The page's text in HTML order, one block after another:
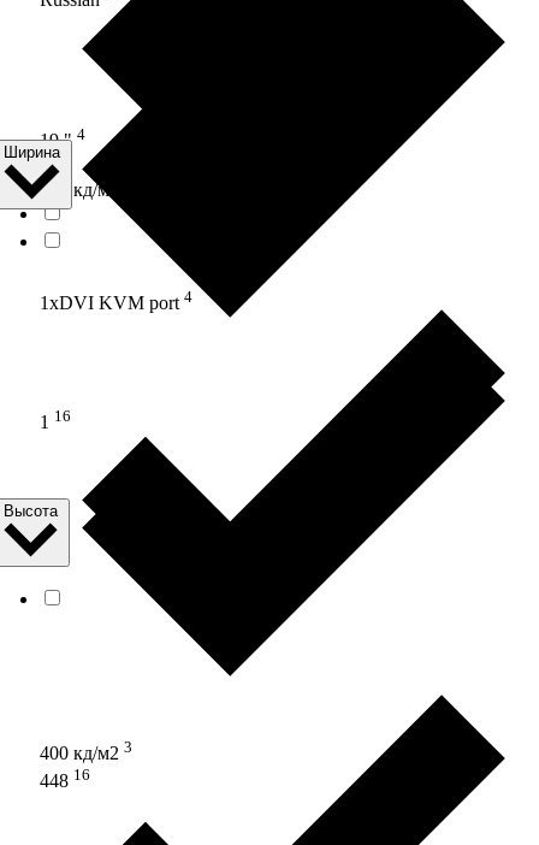
1xDVI KVM port 4
19 " 4
350 кд/м2
400 кд/м2 3
1 16
Ширина
448 16
Высота